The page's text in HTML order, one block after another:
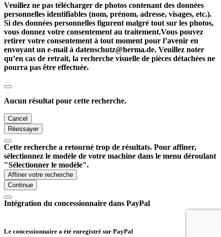
Veuillez ne pas télécharger de photos contenant des données
personnelles identifiables (nom, prénom, adresse, visages, etc.).
Si des données personnelles figurent malgré tout sur les photos,
vous donnez votre consentement au traitement.Vous pouvez
retirer votre consentement à tout moment pour l’avenir en
envoyant un e-mail à datenschutz@herma.de. Veuillez noter
qu’en cas de retrait, la recherche visuelle de pièces détachées ne
pourra pas être effectuée.
Aucun résultat pour cette recherche.
Cancel
Réessayer
Cette recherche a retourné trop de résultats. Pour affiner,
sélectionnez le modèle de votre machine dans le menu déroulant
"Sélectionner le modèle".
Affiner votre recherche
Continue
Intégration du concessionnaire dans PayPal
Le concessionnaire a été enregistré sur PayPal